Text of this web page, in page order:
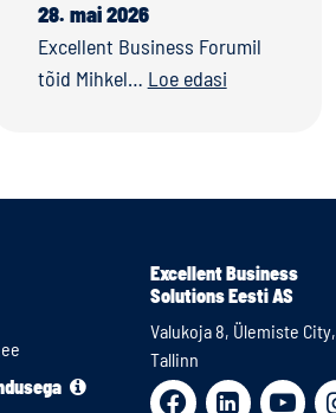
28. mai 2026
Excellent Business Forumil
tõid Mihkel… Loe edasi
Excellent Business
Solutions Eesti AS
Valukoja 8, Ülemiste City,
Tallinn